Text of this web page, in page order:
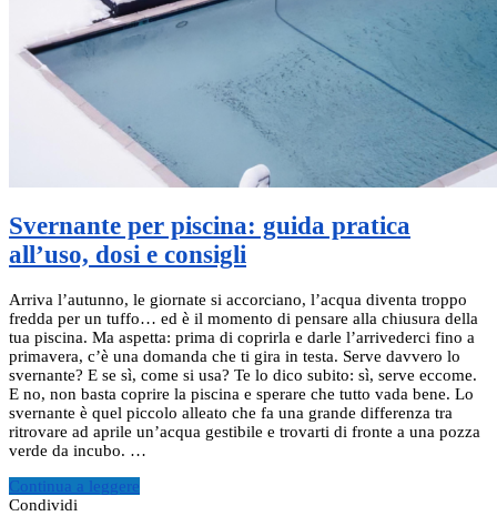
Svernante per piscina: guida pratica
all’uso, dosi e consigli
Arriva l’autunno, le giornate si accorciano, l’acqua diventa troppo
fredda per un tuffo… ed è il momento di pensare alla chiusura della
tua piscina. Ma aspetta: prima di coprirla e darle l’arrivederci fino a
primavera, c’è una domanda che ti gira in testa. Serve davvero lo
svernante? E se sì, come si usa? Te lo dico subito: sì, serve eccome.
E no, non basta coprire la piscina e sperare che tutto vada bene. Lo
svernante è quel piccolo alleato che fa una grande differenza tra
ritrovare ad aprile un’acqua gestibile e trovarti di fronte a una pozza
verde da incubo. …
Continua a leggere
Condividi